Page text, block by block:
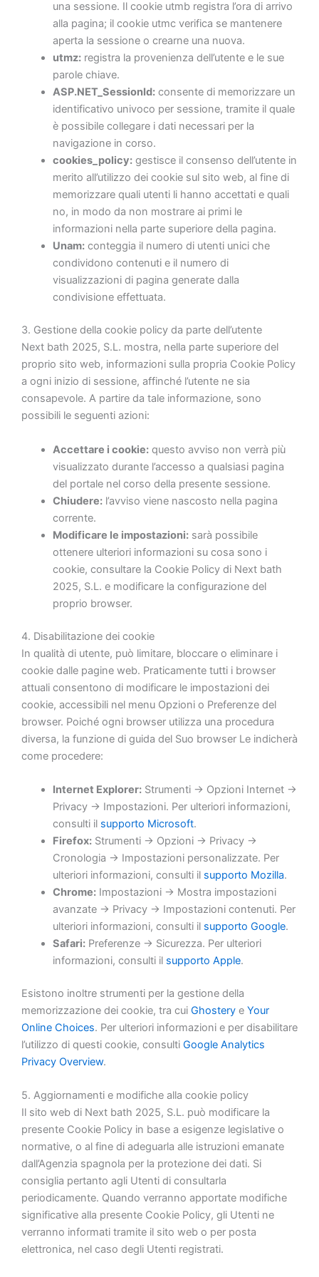
una sessione. Il cookie utmb registra l’ora di arrivo
alla pagina; il cookie utmc verifica se mantenere
aperta la sessione o crearne una nuova.
utmz:registra la provenienza dell’utente e le sue
parole chiave.
ASP.NET_SessionId:consente di memorizzare un
identificativo univoco per sessione, tramite il quale
è possibile collegare i dati necessari per la
navigazione in corso.
cookies_policy:gestisce il consenso dell’utente in
merito all’utilizzo dei cookie sul sito web, al fine di
memorizzare quali utenti li hanno accettati e quali
no, in modo da non mostrare ai primi le
informazioni nella parte superiore della pagina.
Unam:conteggia il numero di utenti unici che
condividono contenuti e il numero di
visualizzazioni di pagina generate dalla
condivisione effettuata.
3. Gestione della cookie policy da parte dell’utente
Next bath 2025, S.L. mostra, nella parte superiore del
proprio sito web, informazioni sulla propria Cookie Policy
a ogni inizio di sessione, affinché l’utente ne sia
consapevole. A partire da tale informazione, sono
possibili le seguenti azioni:
Accettare i cookie:questo avviso non verrà più
visualizzato durante l’accesso a qualsiasi pagina
del portale nel corso della presente sessione.
Chiudere:l’avviso viene nascosto nella pagina
corrente.
Modificare le impostazioni:sarà possibile
ottenere ulteriori informazioni su cosa sono i
cookie, consultare la Cookie Policy di Next bath
2025, S.L. e modificare la configurazione del
proprio browser.
4. Disabilitazione dei cookie
In qualità di utente, può limitare, bloccare o eliminare i
cookie dalle pagine web. Praticamente tutti i browser
attuali consentono di modificare le impostazioni dei
cookie, accessibili nel menu Opzioni o Preferenze del
browser. Poiché ogni browser utilizza una procedura
diversa, la funzione di guida del Suo browser Le indicherà
come procedere:
Internet Explorer:Strumenti → Opzioni Internet →
Privacy → Impostazioni. Per ulteriori informazioni,
consulti il supporto Microsoft.
Firefox:Strumenti → Opzioni → Privacy →
Cronologia → Impostazioni personalizzate. Per
ulteriori informazioni, consulti il supporto Mozilla.
Chrome:Impostazioni → Mostra impostazioni
avanzate → Privacy → Impostazioni contenuti. Per
ulteriori informazioni, consulti il supporto Google.
Safari:Preferenze → Sicurezza. Per ulteriori
informazioni, consulti il supporto Apple.
Esistono inoltre strumenti per la gestione della
memorizzazione dei cookie, tra cui Ghostery e Your
Online Choices. Per ulteriori informazioni e per disabilitare
l’utilizzo di questi cookie, consulti Google Analytics
Privacy Overview.
5. Aggiornamenti e modifiche alla cookie policy
Il sito web di Next bath 2025, S.L. può modificare la
presente Cookie Policy in base a esigenze legislative o
normative, o al fine di adeguarla alle istruzioni emanate
dall’Agenzia spagnola per la protezione dei dati. Si
consiglia pertanto agli Utenti di consultarla
periodicamente. Quando verranno apportate modifiche
significative alla presente Cookie Policy, gli Utenti ne
verranno informati tramite il sito web o per posta
elettronica, nel caso degli Utenti registrati.